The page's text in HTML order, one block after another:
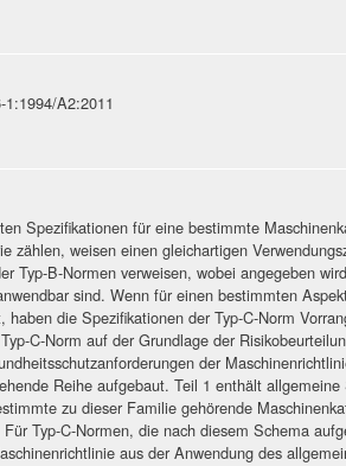
1:1994/A2:2011
Spezifikationen für eine bestimmte
zählen, weisen einen gleichartigen
Typ-B-Normen verweisen, wobei angegeben
sind. Wenn für einen bestimmten
haben die Spezifikationen der Typ-C-Norm
C-Norm auf der Grundlage der
der
Reihe aufgebaut. Teil 1 enthält
zu dieser Familie gehörende
Typ-C-Normen, die nach diesem Schema
aus der Anwendung des